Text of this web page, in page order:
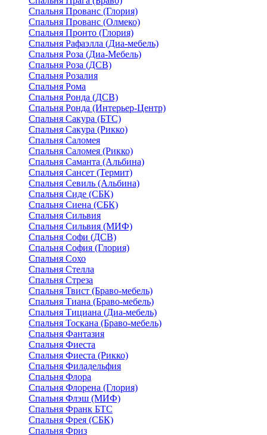
Спальня Прованс (Глория)
Спальня Прованс (Олмеко)
Спальня Пронто (Глория)
Спальня Рафаэлла (Диа-мебель)
Спальня Роза (Диа-Мебель)
Спальня Роза (ДСВ)
Спальня Розалия
Спальня Рома
Спальня Ронда (ДСВ)
Спальня Ронда (Интерьер-Центр)
Спальня Сакура (БТС)
Спальня Сакура (Рикко)
Спальня Саломея
Спальня Саломея (Рикко)
Спальня Саманта (Альбина)
Спальня Сансет (Термит)
Спальня Севиль (Альбина)
Спальня Сиде (СБК)
Спальня Сиена (СБК)
Спальня Сильвия
Спальня Сильвия (МИФ)
Спальня Софи (ДСВ)
Спальня София (Глория)
Спальня Сохо
Спальня Стелла
Спальня Стреза
Спальня Твист (Браво-мебель)
Спальня Тиана (Браво-мебель)
Спальня Тициана (Диа-мебель)
Спальня Тоскана (Браво-мебель)
Спальня Фантазия
Спальня Фиеста
Спальня Фиеста (Рикко)
Спальня Филадельфия
Спальня Флора
Спальня Флорена (Глория)
Спальня Флэш (МИФ)
Спальня Франк БТС
Спальня Фрея (СБК)
Спальня Фриз